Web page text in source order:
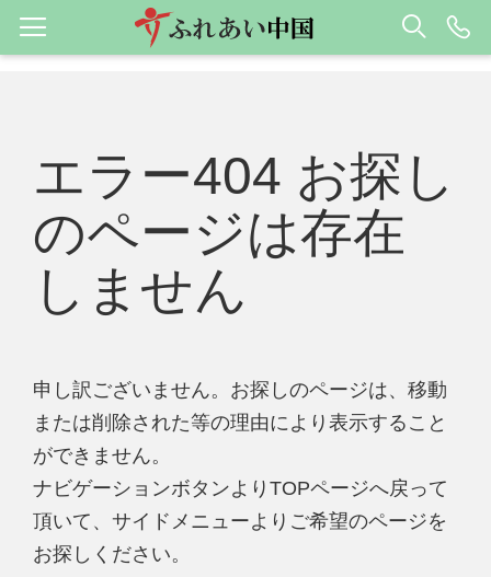
エラー404 お探し
のページは存在
しません
申し訳ございません。お探しのページは、移動
または削除された等の理由により表示すること
ができません。
ナビゲーションボタンよりTOPページへ戻って
頂いて、サイドメニューよりご希望のページを
お探しください。